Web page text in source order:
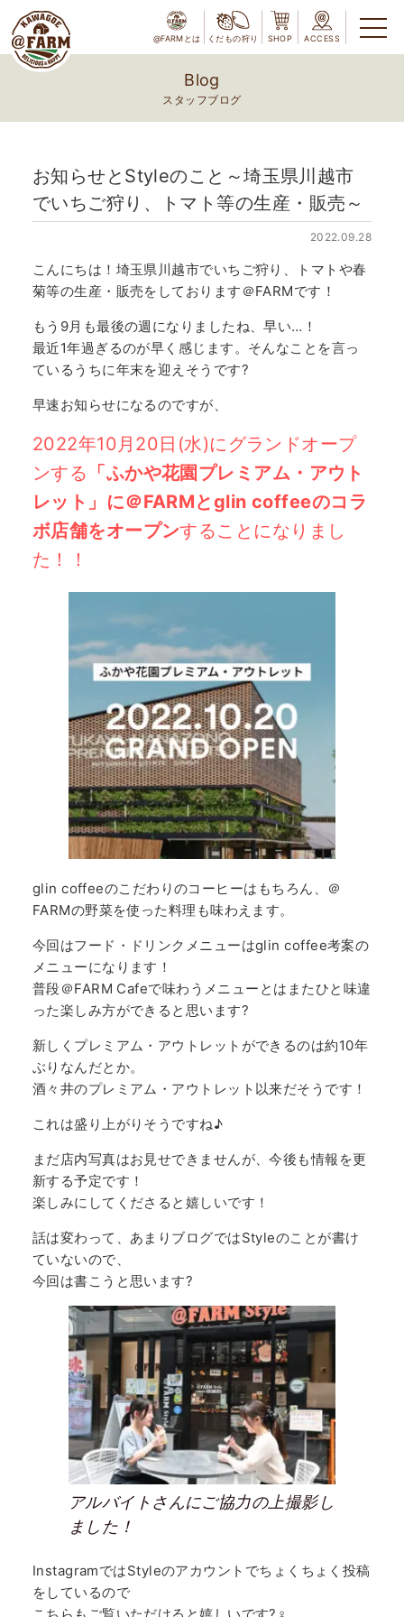
@FARMとは くだもの狩り SHOP ACCESS
Blog
スタッフブログ
お知らせとStyleのこと～埼玉県川越市
でいちご狩り、トマト等の生産・販売～
2022.09.28
こんにちは！埼玉県川越市でいちご狩り、トマトや春
菊等の生産・販売をしております＠FARMです！
もう9月も最後の週になりましたね、早い…！
最近1年過ぎるのが早く感じます。そんなことを言っ
ているうちに年末を迎えそうです?
早速お知らせになるのですが、
2022年10月20日(水)にグランドオープ
ンする 「ふかや花園プレミアム・アウト
レット」に＠FARMとglin coffeeのコラ
ボ店舗をオープンすることになりまし
た！！
glin coffeeのこだわりのコーヒーはもちろん、＠
FARMの野菜を使った料理も味わえます。
今回はフード・ドリンクメニューはglin coffee考案の
メニューになります！
普段＠FARM Cafeで味わうメニューとはまたひと味違
った楽しみ方ができると思います?
新しくプレミアム・アウトレットができるのは約10年
ぶりなんだとか。
酒々井のプレミアム・アウトレット以来だそうです！
これは盛り上がりそうですね♪
まだ店内写真はお見せできませんが、今後も情報を更
新する予定です！
楽しみにしてくださると嬉しいです！
話は変わって、あまりブログではStyleのことが書け
ていないので、
今回は書こうと思います?
アルバイトさんにご協力の上撮影し
ました！
InstagramではStyleのアカウントでちょくちょく投稿
をしているので